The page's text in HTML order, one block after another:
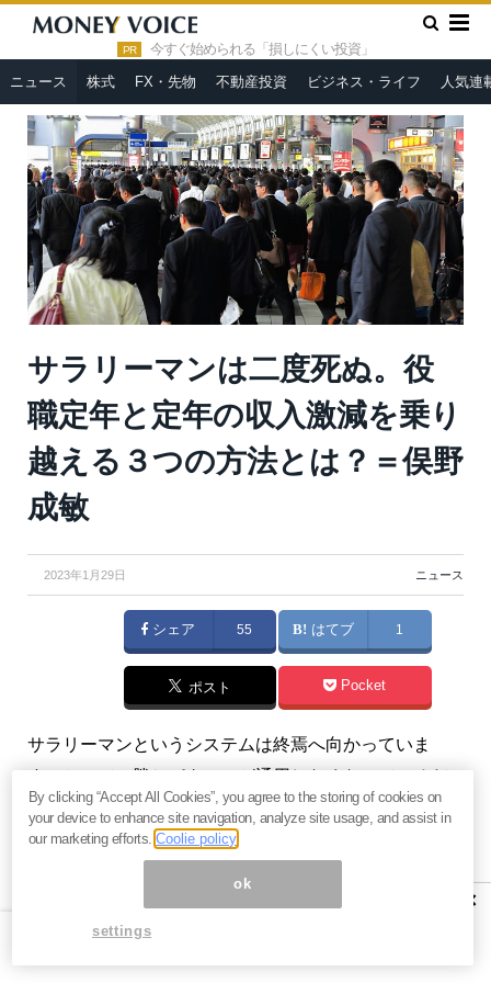
PR 今すぐ始められる「損しにくい投資」
ニュース 株式 FX・先物 不動産投資 ビジネス・ライフ 人気連
HOME » ニュース »
サラリーマンは二度死ぬ。役職定年と定年
の収入激減を乗り越える３つの方法とは？＝俣野成敏
サラリーマンは二度死ぬ。役
職定年と定年の収入激減を乗り
越える３つの方法とは？＝俣野
成敏
2023年1月29日 ニュース
シェア 55 はてブ 1
ポスト Pocket
サラリーマンというシステムは終焉へ向かっていま
す。かつての勝ちパターンが通用しなくなっているだ
けでなく、かえってマイナスに作用している場合すら
あります。「サラリーマンは二度死ぬ」とも言える状
の後は再雇用）という、二度にわたってサラリーマン
は給料を大幅に下げられ、“死に体”で働き続けなければ
ならないのです。（ 俣野成敏の『サラリーマンを「副
×
By clicking “Accept All Cookies”, you agree to the storing of cookies on
your device to enhance site navigation, analyze site usage, and assist in
our marketing efforts.Coolie policy
ok
settings